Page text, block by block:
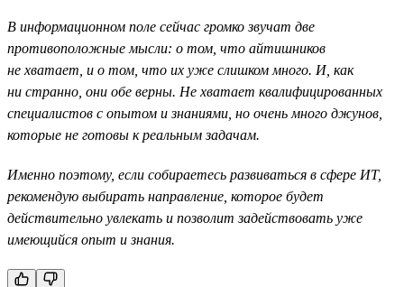
В информационном поле сейчас громко звучат две
противоположные мысли: о том, что айтишников
не хватает, и о том, что их уже слишком много. И, как
ни странно, они обе верны. Не хватает квалифицированных
специалистов с опытом и знаниями, но очень много джунов,
которые не готовы к реальным задачам.
Именно поэтому, если собираетесь развиваться в сфере ИТ,
рекомендую выбирать направление, которое будет
действительно увлекать и позволит задействовать уже
имеющийся опыт и знания.